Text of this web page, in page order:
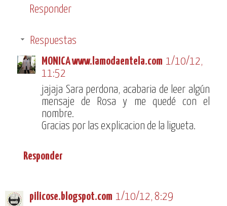
Responder
Respuestas
MONICA www.lamodaentela.com 1/10/12,
11:52
jajaja Sara perdona, acabaria de leer algún
mensaje de Rosa y me quedé con el
nombre.
Gracias por las explicacion de la ligueta.
Responder
pilicose.blogspot.com 1/10/12, 8:29